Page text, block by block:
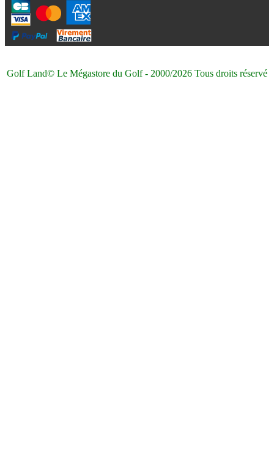
Golf Land© Le Mégastore du Golf - 2000/2026 Tous droits réservé